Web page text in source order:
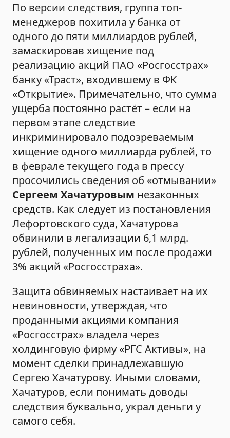
По версии следствия, группа топ-
менеджеров похитила у банка от
одного до пяти миллиардов рублей,
замаскировав хищение под
реализацию акций ПАО «Росгосстрах»
банку «Траст», входившему в ФК
«Открытие». Примечательно, что сумма
ущерба постоянно растёт – если на
первом этапе следствие
инкриминировало подозреваемым
хищение одного миллиарда рублей, то
в феврале текущего года в прессу
просочились сведения об «отмывании»
Сергеем Хачатуровым незаконных
средств. Как следует из постановления
Лефортовского суда, Хачатурова
обвинили в легализации 6,1 млрд.
рублей, полученных им после продажи
3% акций «Росгосстраха».
Защита обвиняемых настаивает на их
невиновности, утверждая, что
проданными акциями компания
«Росгосстрах» владела через
холдинговую фирму «РГС Активы», на
момент сделки принадлежавшую
Сергею Хачатурову. Иными словами,
Хачатуров, если понимать доводы
следствия буквально, украл деньги у
самого себя.